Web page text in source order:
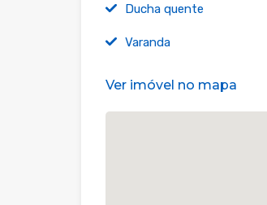
Ducha quente
Varanda
Ver imóvel no mapa